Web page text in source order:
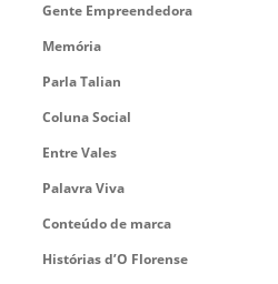
Gente Empreendedora
Memória
Parla Talian
Coluna Social
Entre Vales
Palavra Viva
Conteúdo de marca
Histórias d’O Florense